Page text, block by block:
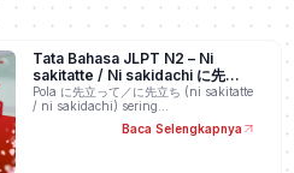
Tata Bahasa JLPT N2 – Ni
sakitatte / Ni sakidachi に先立っ
て／に先立ち
Pola に先立って／に先立ち (ni sakitatte
/ ni sakidachi) sering…
Baca Selengkapnya